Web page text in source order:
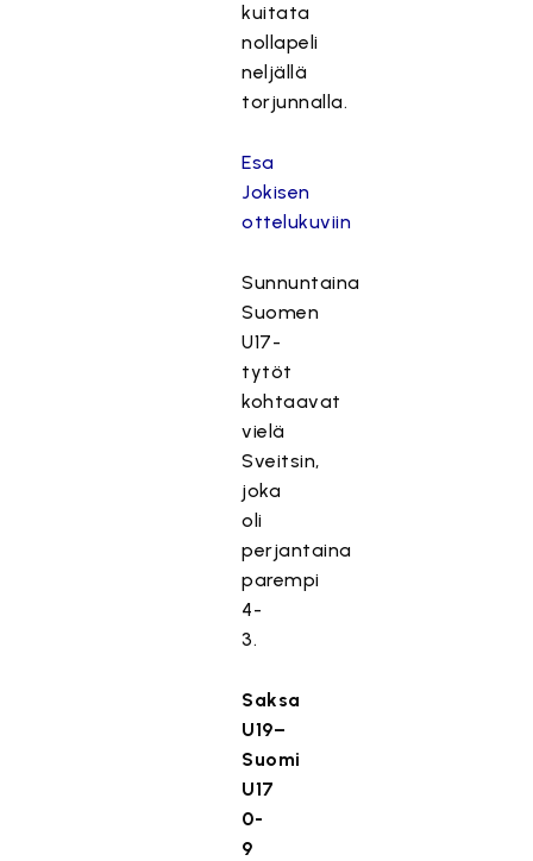
kuitata
nollapeli
neljällä
torjunnalla.
Esa
Jokisen
ottelukuviin
Sunnuntaina
Suomen
U17-
tytöt
kohtaavat
vielä
Sveitsin,
joka
oli
perjantaina
parempi
4-
3.
Saksa
U19–
Suomi
U17
0-
9